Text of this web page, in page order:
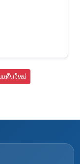
แท็บใหม่